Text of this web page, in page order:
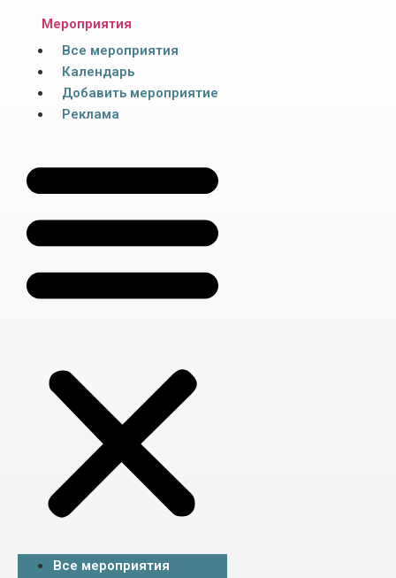
Мероприятия
Все мероприятия
Календарь
Добавить мероприятие
Реклама
Все мероприятия